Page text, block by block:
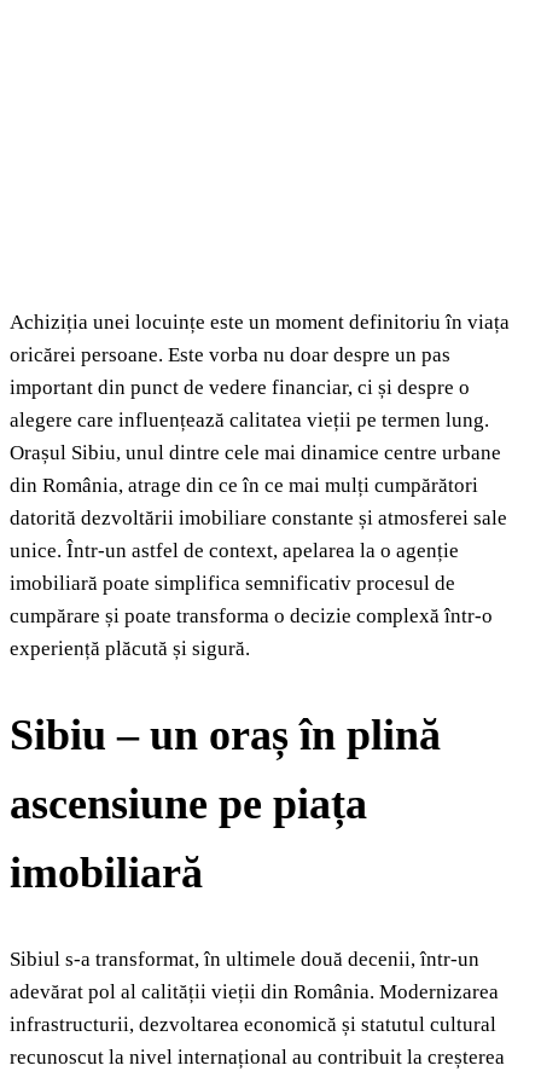
Achiziția unei locuințe este un moment definitoriu în viața
oricărei persoane. Este vorba nu doar despre un pas
important din punct de vedere financiar, ci și despre o
alegere care influențează calitatea vieții pe termen lung.
Orașul Sibiu, unul dintre cele mai dinamice centre urbane
din România, atrage din ce în ce mai mulți cumpărători
datorită dezvoltării imobiliare constante și atmosferei sale
unice. Într-un astfel de context, apelarea la o agenție
imobiliară poate simplifica semnificativ procesul de
cumpărare și poate transforma o decizie complexă într-o
experiență plăcută și sigură.
Sibiu – un oraș în plină
ascensiune pe piața
imobiliară
Sibiul s-a transformat, în ultimele două decenii, într-un
adevărat pol al calității vieții din România. Modernizarea
infrastructurii, dezvoltarea economică și statutul cultural
recunoscut la nivel internațional au contribuit la creșterea